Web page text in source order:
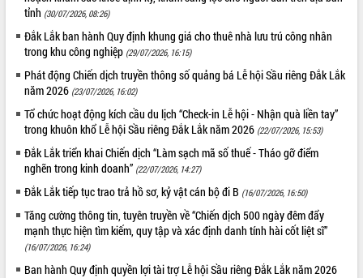
tỉnh (30/07/2026, 08:26)
Đắk Lắk ban hành Quy định khung giá cho thuê nhà lưu trú công nhân
trong khu công nghiệp (29/07/2026, 16:15)
Phát động Chiến dịch truyền thông số quảng bá Lễ hội Sầu riêng Đắk Lắk
năm 2026 (23/07/2026, 16:02)
Tổ chức hoạt động kích cầu du lịch “Check-in Lễ hội - Nhận quà liền tay”
trong khuôn khổ Lễ hội Sầu riêng Đắk Lắk năm 2026 (22/07/2026, 15:53)
Đắk Lắk triển khai Chiến dịch “Làm sạch mã số thuế - Tháo gỡ điểm
nghẽn trong kinh doanh” (22/07/2026, 14:27)
Đắk Lắk tiếp tục trao trả hồ sơ, kỷ vật cán bộ đi B (16/07/2026, 16:50)
Tăng cường thông tin, tuyên truyền về “Chiến dịch 500 ngày đêm đẩy
mạnh thực hiện tìm kiếm, quy tập và xác định danh tính hài cốt liệt sĩ”
(16/07/2026, 16:24)
Ban hành Quy định quyền lợi tài trợ Lễ hội Sầu riêng Đắk Lắk năm 2026